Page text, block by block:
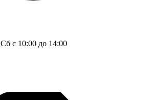
Сб с 10:00 до 14:00